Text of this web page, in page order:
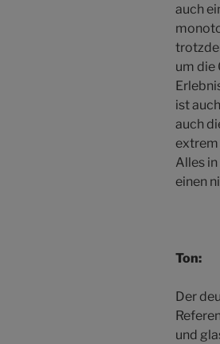
auch
um die
ist
auch
extrem
Alles
einen
Ton:
Der
und